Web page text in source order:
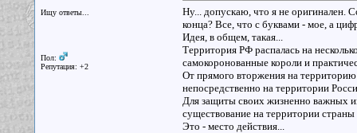
Ищу ответы...
Пол:
Репутация: +2
Ну... допускаю, что я не оригинален.
конца? Все, что с буквами - мое, а
Идея, в общем, такая...
Территория РФ распалась на
самокоронованные короли и
От прямого вторжения на
непосредственно на территории
Для защиты своих жизненно важных
существование на территории
Это - место действия...